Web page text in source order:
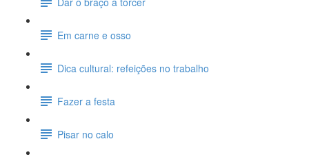
Em carne e osso
Dica cultural: refeições no trabalho
Fazer a festa
Pisar no calo